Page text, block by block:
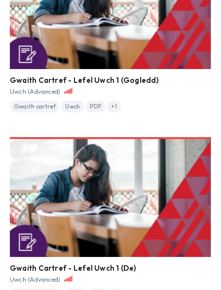
Gwaith Cartref - Lefel Uwch 1 (Gogledd)
Uwch (Advanced)
Gwaith cartref Uwch PDF +1
Gwaith Cartref - Lefel Uwch 1 (De)
Uwch (Advanced)